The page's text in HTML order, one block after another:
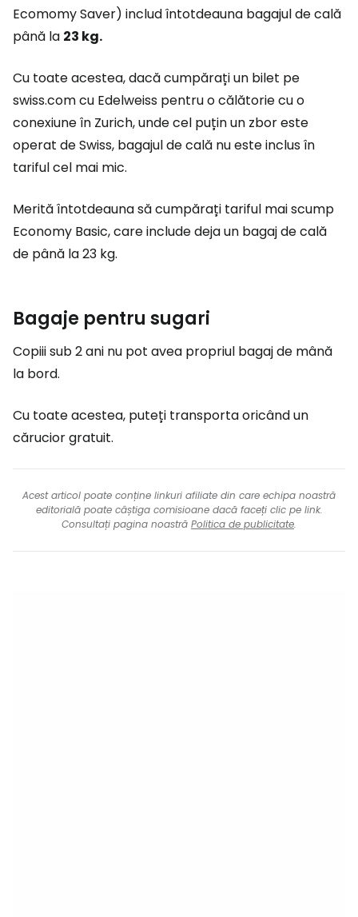
Ecomomy Saver) includ întotdeauna bagajul de cală
până la 23 kg.
Cu toate acestea, dacă cumpărați un bilet pe
swiss.com cu Edelweiss pentru o călătorie cu o
conexiune în Zurich, unde cel puțin un zbor este
operat de Swiss, bagajul de cală nu este inclus în
tariful cel mai mic.
Merită întotdeauna să cumpărați tariful mai scump
Economy Basic, care include deja un bagaj de cală
de până la 23 kg.
Bagaje pentru sugari
Copiii sub 2 ani nu pot avea propriul bagaj de mână
la bord.
Cu toate acestea, puteți transporta oricând un
cărucior gratuit.
Acest articol poate conține linkuri afiliate din care echipa noastră
editorială poate câștiga comisioane dacă faceți clic pe link.
Consultați pagina noastră Politica de publicitate.